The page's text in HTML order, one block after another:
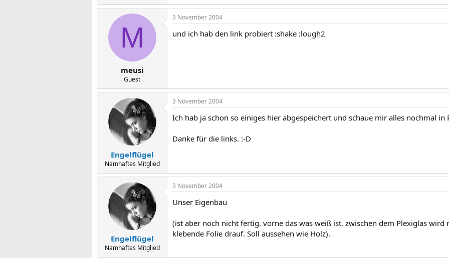
M
meusi
Guest
3 November 2004
und ich hab den link probiert :shake :lough2
Engelflügel
Namhaftes Mitglied
3 November 2004
Ich hab ja schon so einiges hier abgespeichert und schaue mir alles nochmal in
Danke für die links. :-D
Engelflügel
Namhaftes Mitglied
3 November 2004
Unser Eigenbau
(ist aber noch nicht fertig. vorne das was weiß ist, zwischen dem Plexiglas wird
klebende Folie drauf. Soll aussehen wie Holz).